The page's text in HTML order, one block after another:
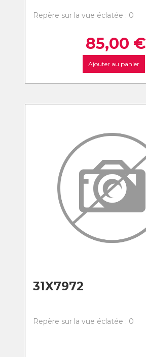
Repère sur la vue éclatée : 0
85,00 €
Ajouter au panier
31X7972
Repère sur la vue éclatée : 0